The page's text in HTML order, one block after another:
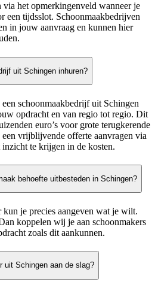
via het opmerkingenveld wanneer je
een tijdsslot. Schoonmaakbedrijven
in jouw aanvraag en kunnen hier
uit Schingen inhuren?
schoonmaakbedrijf uit Schingen
opdracht en van regio tot regio. Dit
euro’s voor grote terugkerende
vrijblijvende offerte aanvragen via
te krijgen in de kosten.
behoefte uitbesteden in Schingen?
je precies aangeven wat je wilt.
koppelen wij je aan schoonmakers
zoals dit aankunnen.
uit Schingen aan de slag?